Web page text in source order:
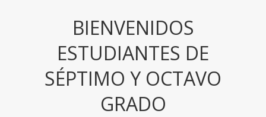
BIENVENIDOS
ESTUDIANTES DE
SÉPTIMO Y OCTAVO
GRADO